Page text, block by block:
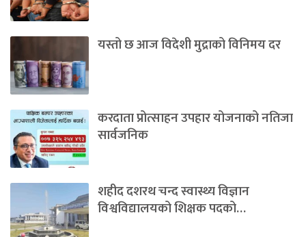
यस्तो छ आज विदेशी मुद्राको विनिमय दर
करदाता प्रोत्साहन उपहार योजनाको नतिजा
सार्वजनिक
शहीद दशरथ चन्द स्वास्थ्य विज्ञान
विश्वविद्यालयको शिक्षक पदको…